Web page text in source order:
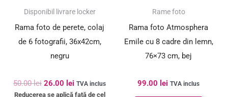
SUPER PREȚ!
Disponibil livrare locker
Rama foto de perete, colaj
de 6 fotografii, 36x42cm,
negru
50.00lei 26.00 lei TVA inclus
Reducerea se aplică față de cel
Rame foto
Rama foto Atmosphera
Emile cu 8 cadre din lemn,
76×73 cm, bej
99.00 lei TVA inclus